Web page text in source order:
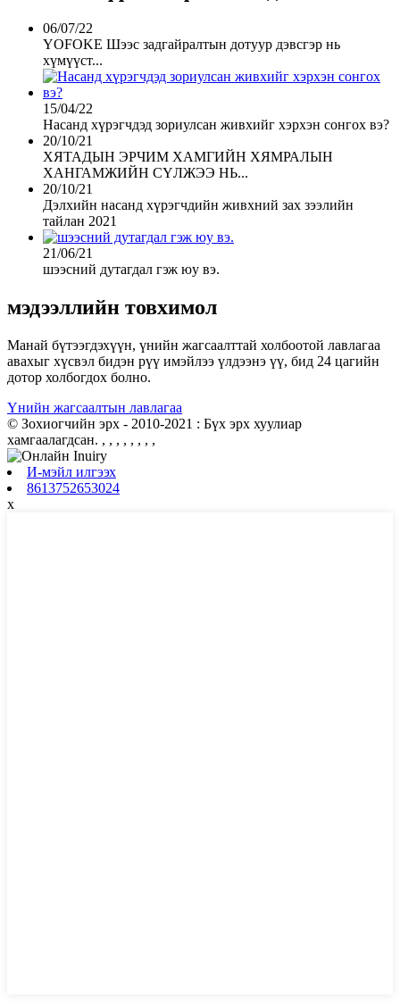
06/07/22
YOFOKE Шээс задгайралтын дотуур дэвсгэр нь
хүмүүст...
15/04/22
Насанд хүрэгчдэд зориулсан живхийг хэрхэн сонгох вэ?
20/10/21
ХЯТАДЫН ЭРЧИМ ХАМГИЙН ХЯМРАЛЫН
ХАНГАМЖИЙН СҮЛЖЭЭ НЬ...
20/10/21
Дэлхийн насанд хүрэгчдийн живхний зах зээлийн
тайлан 2021
21/06/21
шээсний дутагдал гэж юу вэ.
мэдээллийн товхимол
Манай бүтээгдэхүүн, үнийн жагсаалттай холбоотой лавлагаа
авахыг хүсвэл бидэн рүү имэйлээ үлдээнэ үү, бид 24 цагийн
дотор холбогдох болно.
Үнийн жагсаалтын лавлагаа
© Зохиогчийн эрх - 2010-2021 : Бүх эрх хуулиар
хамгаалагдсан. , , , , , , , ,
И-мэйл илгээх
8613752653024
x